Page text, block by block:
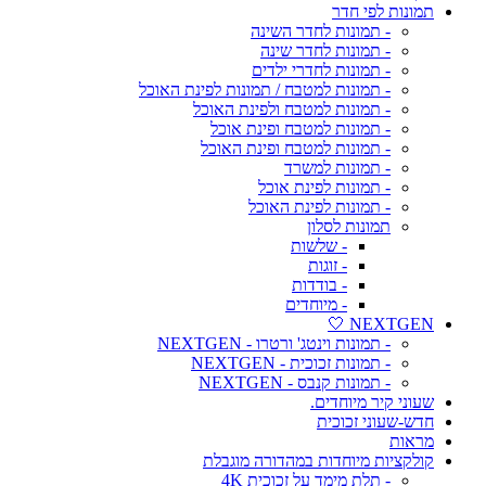
תמונות לפי חדר
- תמונות לחדר השינה
- תמונות לחדר שינה
- תמונות לחדרי ילדים
- תמונות למטבח / תמונות לפינת האוכל
- תמונות למטבח ולפינת האוכל
- תמונות למטבח ופינת אוכל
- תמונות למטבח ופינת האוכל
- תמונות למשרד
- תמונות לפינת אוכל
- תמונות לפינת האוכל
תמונות לסלון
- שלשות
- זוגות
- בודדות
- מיוחדים
NEXTGEN 🤍
- תמונות וינטג' ורטרו - NEXTGEN
- תמונות זכוכית - NEXTGEN
- תמונות קנבס - NEXTGEN
שעוני קיר מיוחדים.
חדש-שעוני זכוכית
מראות
קולקציות מיוחדות במהדורה מוגבלת
- תלת מימד על זכוכית 4K